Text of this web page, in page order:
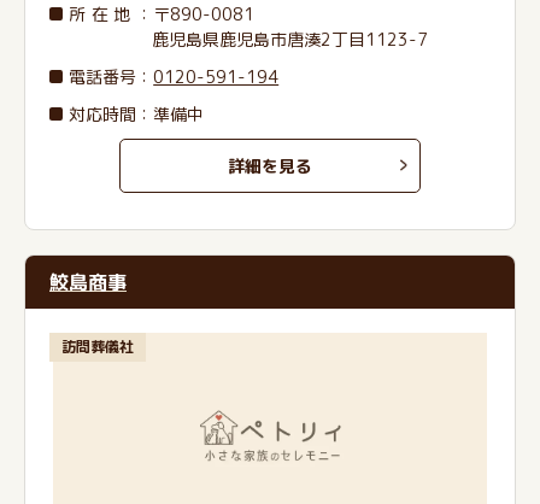
所在地 ：〒890-0081
鹿児島県鹿児島市唐湊2丁目1123-7
電話番号 ：0120-591-194
対応時間：準備中
詳細を見る
鮫島商事
訪問葬儀社